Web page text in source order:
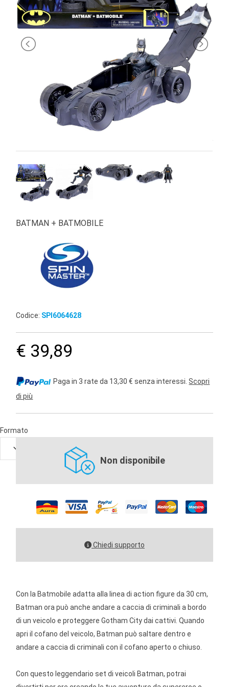
INFANZIA
PUZZLE
VALIGERIA-
BORSETTE
BATMAN + BATMOBILE
Codice: SPI6064628
€ 39,89
Paga in 3 rate da 13,30 € senza interessi.Scopri
di più
Formato
Non disponibile
Chiedi supporto
Con la Batmobile adatta alla linea di action figure da 30 cm,
Batman ora può anche andare a caccia di criminali a bordo
di un veicolo e proteggere Gotham City dai cattivi. Quando
apri il cofano del veicolo, Batman può saltare dentro e
andare a caccia di criminali con il cofano aperto o chiuso.
Con questo leggendario set di veicoli Batman, potrai